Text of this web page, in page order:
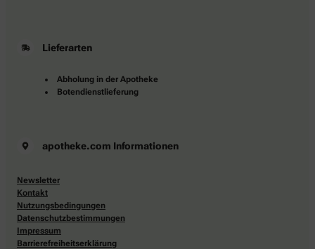
Lieferarten
Abholung in der Apotheke
Botendienstlieferung
apotheke.com Informationen
Newsletter
Kontakt
Nutzungsbedingungen
Datenschutzbestimmungen
Impressum
Barrierefreiheitserklärung